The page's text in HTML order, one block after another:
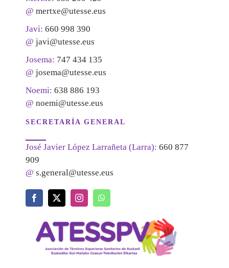
@ mertxe@utesse.eus
Javi: 660 998 390
@ javi@utesse.eus
Josema: 747 434 135
@ josema@utesse.eus
Noemi: 638 886 193
@ noemi@utesse.eus
SECRETARÍA GENERAL
José Javier López Larrañeta (Larra): 660 877
909
@ s.general@utesse.eus